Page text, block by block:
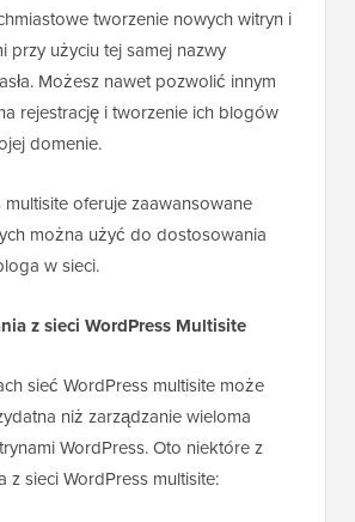
tworzenie nowych witryn i
przy użyciu tej samej nazwy
Możesz nawet pozwolić innym
rejestrację i tworzenie ich blogów
domenie.
oferuje zaawansowane
można użyć do dostosowania
w sieci.
z sieci WordPress Multisite
sieć WordPress multisite może
niż zarządzanie wieloma
WordPress. Oto niektóre z
z sieci WordPress multisite: